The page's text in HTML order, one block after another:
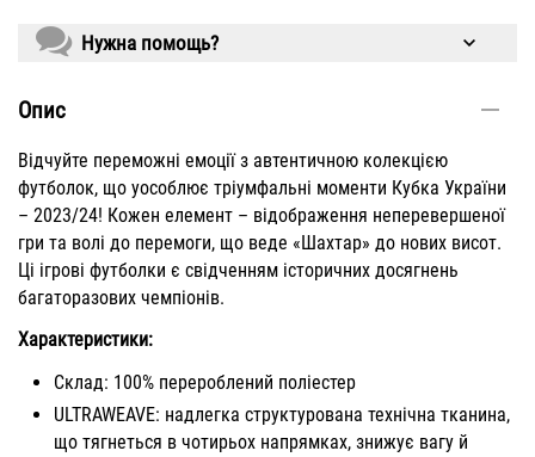
Нужна помощь?
Опис
Відчуйте переможні емоції з автентичною колекцією
футболок, що уособлює тріумфальні моменти Кубка України
– 2023/24! Кожен елемент – відображення неперевершеної
гри та волі до перемоги, що веде «Шахтар» до нових висот.
Ці ігрові футболки є свідченням історичних досягнень
багаторазових чемпіонів.
Характеристики:
Склад: 100% перероблений поліестер
ULTRAWEAVE: надлегка структурована технічна тканина,
що тягнеться в чотирьох напрямках, знижує вагу й